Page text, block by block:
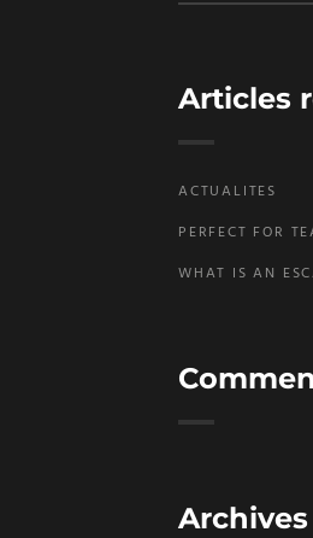
Articles
ACTUALITES
PERFECT FOR
WHAT IS AN
Archives